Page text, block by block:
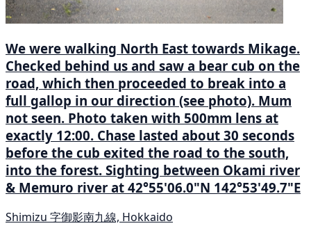
We were walking North East towards Mikage.
Checked behind us and saw a bear cub on the
road, which then proceeded to break into a
full gallop in our direction (see photo). Mum
not seen. Photo taken with 500mm lens at
exactly 12:00. Chase lasted about 30 seconds
before the cub exited the road to the south,
into the forest. Sighting between Okami river
& Memuro river at 42°55'06.0"N 142°53'49.7"E
Shimizu 字御影南九線, Hokkaido